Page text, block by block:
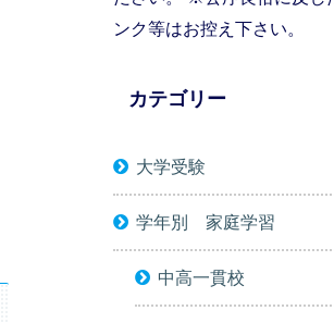
ンク等はお控え下さい。
カテゴリー
大学受験
学年別 家庭学習
中高一貫校